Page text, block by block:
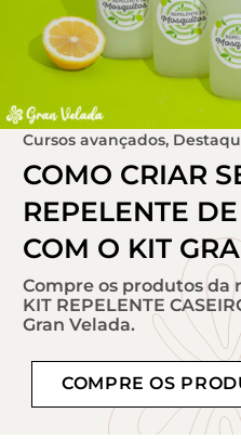
Cursos avançados,
COMO CRIAR
REPELENTE
COM O KIT
Compre os produtos da
KIT REPELENTE
Gran Velada.
COMPRE OS